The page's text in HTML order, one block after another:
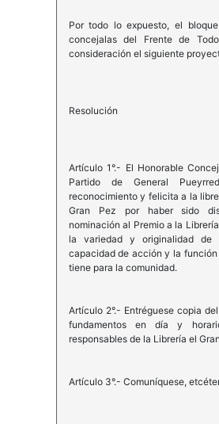
Por todo lo expuesto, el
concejalas del Frente de
consideración el siguiente
Resolución
Artículo 1°.- El Honorable
Partido de General
reconocimiento y felicita a la
Gran Pez por haber sido
nominación al Premio a la
la variedad y originalidad de
capacidad de acción y la
tiene para la comunidad.
Artículo 2°.- Entréguese copia
fundamentos en día y
responsables de la Librería el
Artículo 3°.- Comuníquese,